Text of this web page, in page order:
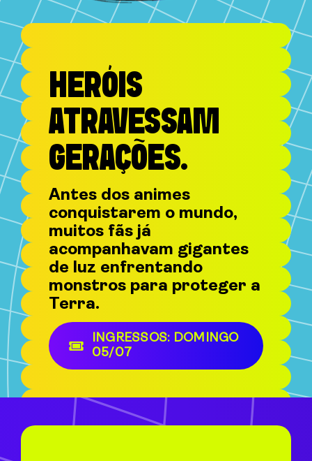
HERÓIS
ATRAVESSAM
GERAÇÕES.
Antes dos animes
conquistarem o mundo,
muitos fãs já
acompanhavam gigantes
de luz enfrentando
monstros para proteger a
Terra.
INGRESSOS: DOMINGO
05/07